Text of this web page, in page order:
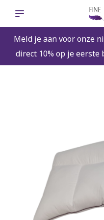
Meld je aan voor onze
direct 10% op je eerste